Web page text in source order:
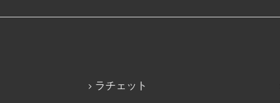
ラチェット